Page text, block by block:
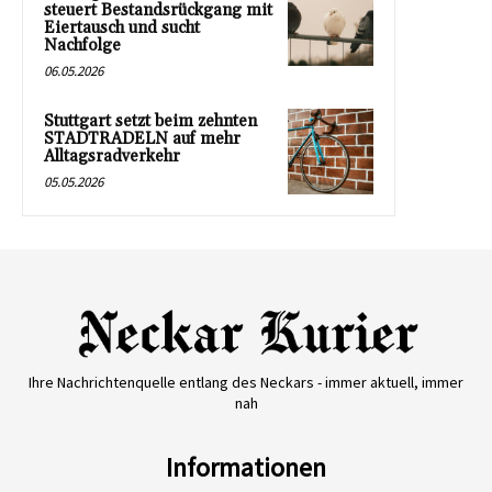
steuert Bestandsrückgang mit
Eiertausch und sucht
Nachfolge
06.05.2026
Stuttgart setzt beim zehnten
STADTRADELN auf mehr
Alltagsradverkehr
05.05.2026
Ihre Nachrichtenquelle entlang des Neckars - immer aktuell, immer
nah
Informationen